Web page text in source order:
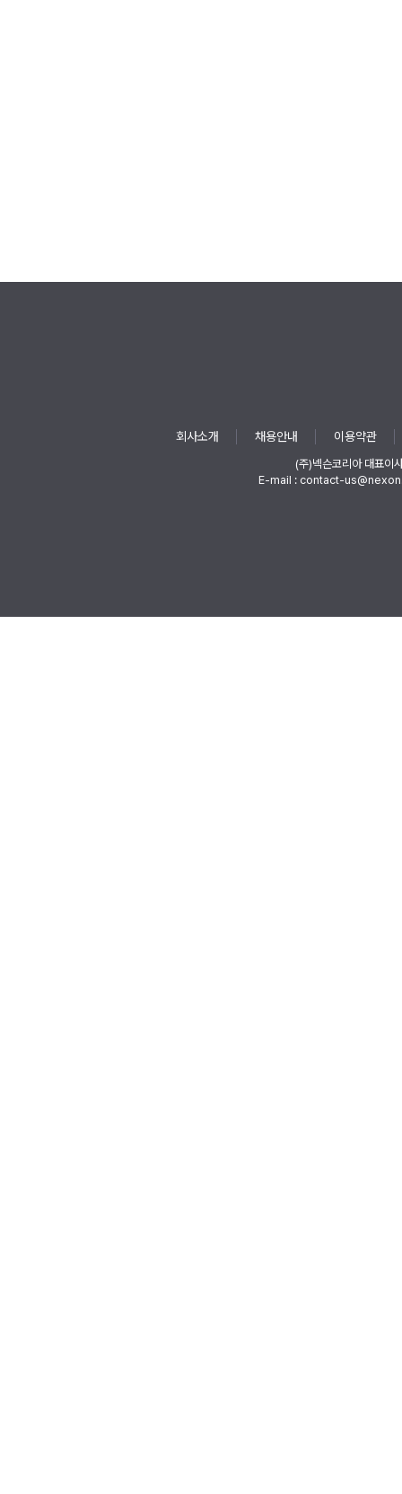
회사소개 채용안내 이용약관
(주)넥슨코리아 대표이
E-mail : contact-